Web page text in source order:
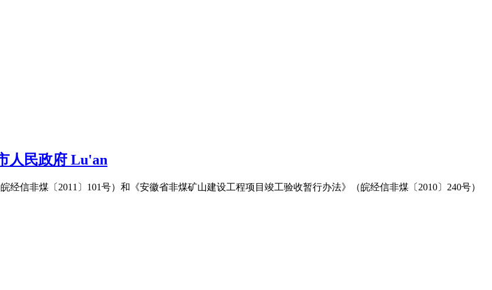
人民政府 Lu'an
信非煤〔2011〕101号）和《安徽省非煤矿山建设工程项目竣工验收暂行办法》（皖经信非煤〔2010〕240号）